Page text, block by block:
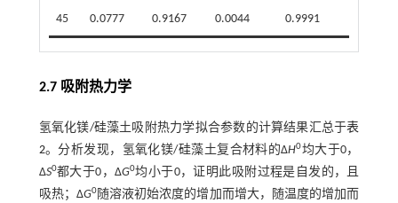
45 0.0777 0.9167 0.0044 0.9991
2.7 吸附热力学
氢氧化镁/硅藻土吸附热力学拟合参数的计算结果汇总于表
2。分析发现，氢氧化镁/硅藻土复合材料的ΔH0均大于0，
ΔS0都大于0，ΔG0均小于0，证明此吸附过程是自发的，且
吸热；ΔG0随溶液初始浓度的增加而增大，随温度的增加而